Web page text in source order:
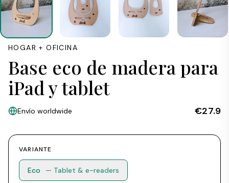
HOGAR + OFICINA
Base eco de madera para
iPad y tablet
Envío worldwide €27.9
VARIANTE
Eco — Tablet & e-readers